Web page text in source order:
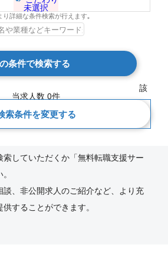
未選択
詳細な条件検索が行えます｡
条件で検索する
該
当求人数 0件
索条件を変更する
検索結果 0 件
していただくか「無料転職支援サー
談、非公開求人のご紹介など、より充
することができます。